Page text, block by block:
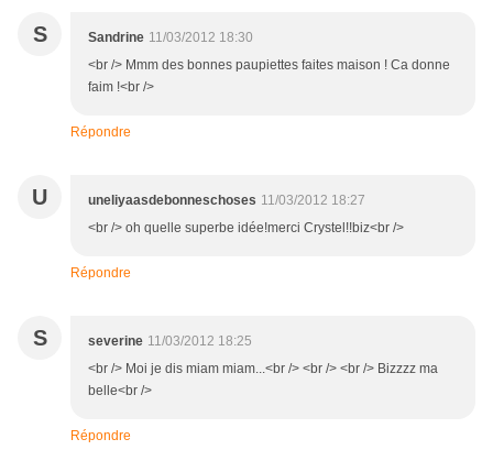
S Sandrine 11/03/2012 18:30
<br /> Mmm des bonnes paupiettes faites maison ! Ca donne
faim !<br />
Répondre
U uneliyaasdebonneschoses 11/03/2012 18:27
<br /> oh quelle superbe idée!merci Crystel!!biz<br />
Répondre
S severine 11/03/2012 18:25
<br /> Moi je dis miam miam...<br /> <br /> <br /> Bizzzz ma
belle<br />
Répondre